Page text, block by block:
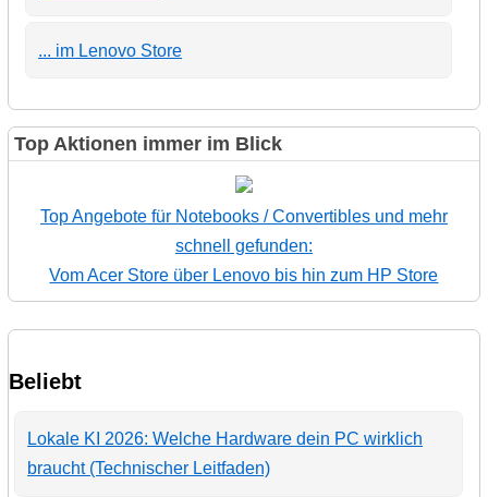
... im Lenovo Store
Top Aktionen immer im Blick
Top Angebote für Notebooks / Convertibles und mehr
schnell gefunden:
Vom Acer Store über Lenovo bis hin zum HP Store
Beliebt
Lokale KI 2026: Welche Hardware dein PC wirklich
braucht (Technischer Leitfaden)